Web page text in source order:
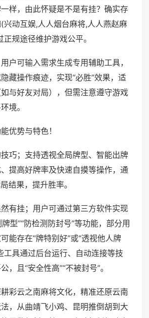
样，由此怀疑是不是有挂？确实存
兴动互娱,人人烟台麻将,人人燕赵麻
规途径维护游戏公平。
户可输入需求生成专用辅助工具，
藏操作痕迹，实现“必胜”效果，适
与好友对局），但需注意遵守游戏
境。
优势与特色！
巧；支持透视全局牌型、智能出牌
提高好牌率及快速自摸等操作，通
结果，提升胜率。
有挂；用户可通过第三方软件实现
牌型”“防检测防封号”等功能，部分用
能存在“牌特别好”或“透视他人牌
工具通过后台运行、自动连接等技
，且“安全性高”“不被封号”。
彩云之南麻将文化，精准还原云南
，从曲靖飞小鸡、昆明推倒胡到大